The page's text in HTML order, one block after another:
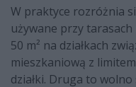
W praktyce rozróżnia
używane przy
50 m² na działkach
mieszkaniową z
działki. Druga to